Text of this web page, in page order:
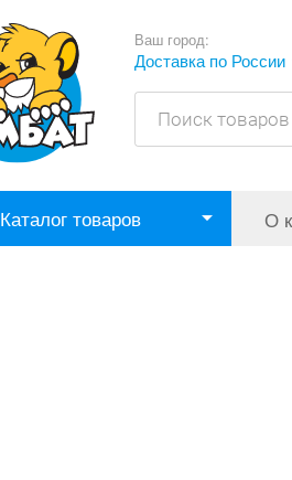
Ваш город:
Доставка по России
Каталог товаров О